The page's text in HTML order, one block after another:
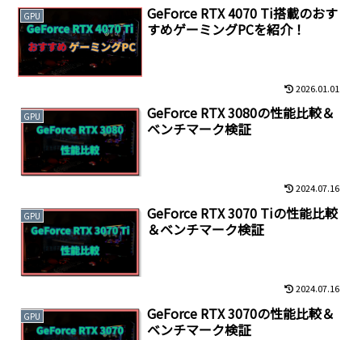
GPU
GeForce RTX 4070 Ti搭載のおす
すめゲーミングPCを紹介！
2026.01.01
GPU
GeForce RTX 3080の性能比較＆
ベンチマーク検証
2024.07.16
GPU
GeForce RTX 3070 Tiの性能比較
＆ベンチマーク検証
2024.07.16
GPU
GeForce RTX 3070の性能比較＆
ベンチマーク検証